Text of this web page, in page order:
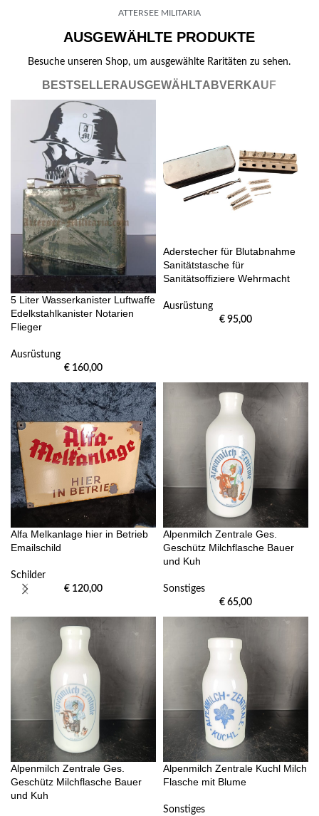
ATTERSEE MILITARIA
AUSGEWÄHLTE PRODUKTE
Besuche unseren Shop, um ausgewählte Raritäten zu sehen.
BESTSELLERAUSGEWÄHLTABVERKAUF
5 Liter Wasserkanister Luftwaffe
Edelkstahlkanister Notarien
Flieger
Ausrüstung
€160,00
Aderstecher für Blutabnahme
Sanitätstasche für
Sanitätsoffiziere Wehrmacht
Ausrüstung
€95,00
Alfa Melkanlage hier in Betrieb
Emailschild
Schilder
€120,00
Alpenmilch Zentrale Ges.
Geschütz Milchflasche Bauer
und Kuh
Sonstiges
€65,00
Alpenmilch Zentrale Ges.
Geschütz Milchflasche Bauer
und Kuh
Alpenmilch Zentrale Kuchl Milch
Flasche mit Blume
Sonstiges